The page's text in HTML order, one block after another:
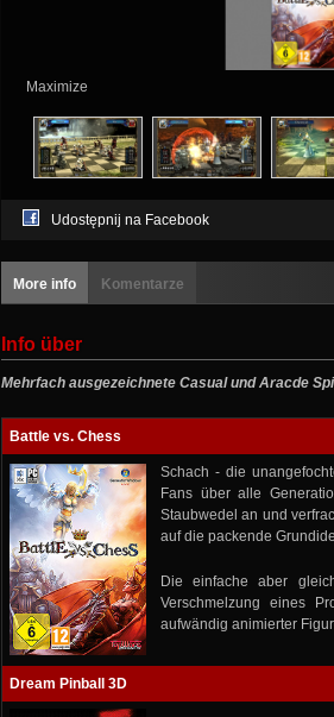
Maximize
Udostępnij na Facebook
More info Komentarze
Info über
Mehrfach ausgezeichnete Casual und Aracde
Battle vs. Chess
Schach - die
Fans über alle
Staubwedel an und
auf die packende
Die einfache aber
Verschmelzung eines
aufwändig animierter
Dream Pinball 3D